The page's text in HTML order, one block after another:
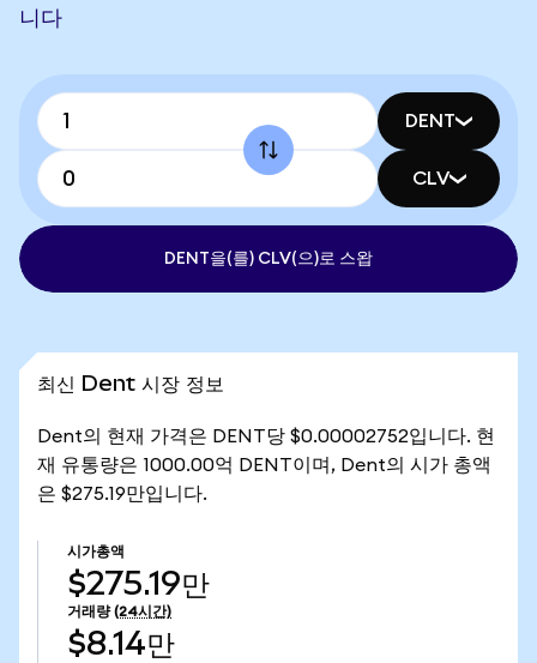
니다
DENT
CLV
DENT을(를) CLV(으)로 스왑
최신 Dent 시장 정보
Dent의 현재 가격은 DENT당 $0.00002752입니다. 현
재 유통량은 1000.00억 DENT이며, Dent의 시가 총액
은 $275.19만입니다.
시가총액
$275.19만
거래량 (24시간)
$8.14만